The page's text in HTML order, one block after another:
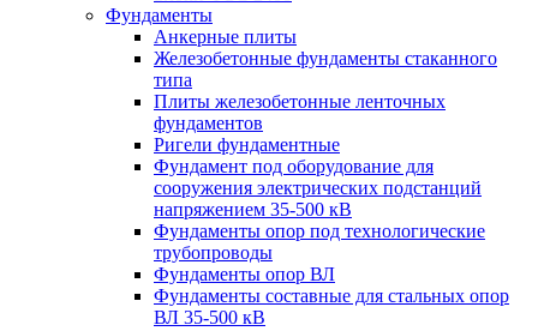
Фундаменты
Анкерные плиты
Железобетонные фундаменты стаканного
типа
Плиты железобетонные ленточных
фундаментов
Ригели фундаментные
Фундамент под оборудование для
сооружения электрических подстанций
напряжением 35-500 кВ
Фундаменты опор под технологические
трубопроводы
Фундаменты опор ВЛ
Фундаменты составные для стальных опор
ВЛ 35-500 кВ